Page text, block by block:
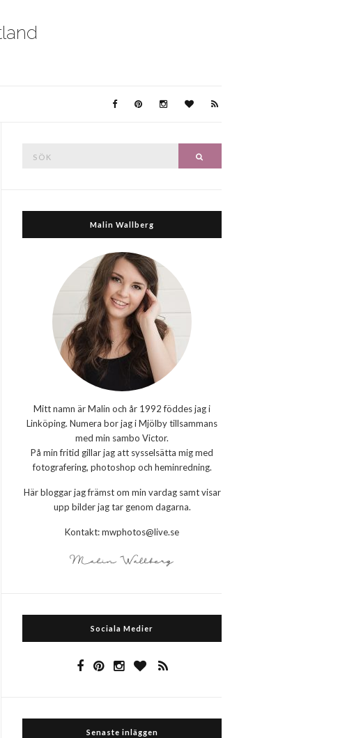
Malin Wallberg
Mitt namn är Malin och år 1992 föddes jag i
Linköping. Numera bor jag i Mjölby tillsammans
med min sambo Victor.
På min fritid gillar jag att sysselsätta mig med
fotografering, photoshop och heminredning.
Här bloggar jag främst om min vardag samt visar
upp bilder jag tar genom dagarna.
Kontakt: mwphotos@live.se
Sociala Medier
Senaste inläggen